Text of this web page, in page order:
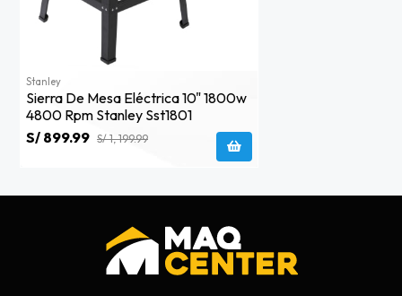
Stanley
Sierra De Mesa Eléctrica 10" 1800w
4800 Rpm Stanley Sst1801
S/ 899.99 S/ 1, 199.99